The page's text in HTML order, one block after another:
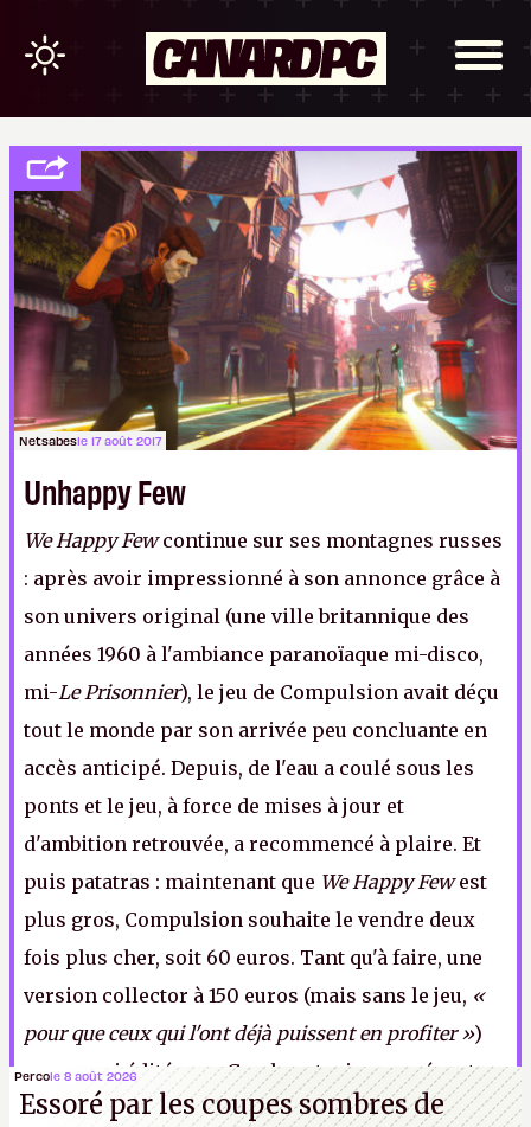
Netsabesle 17 août 2017
Unhappy Few
We Happy Fewcontinue sur ses montagnes russes
: après avoir impressionné à son annonce grâce à
son univers original (une ville britannique des
années 1960 à l'ambiance paranoïaque mi-disco,
mi-Le Prisonnier), le jeu de Compulsion avait déçu
tout le monde par son arrivée peu concluante en
accès anticipé. Depuis, de l'eau a coulé sous les
ponts et le jeu, à force de mises à jour et
d'ambition retrouvée, a recommencé à plaire. Et
puis patatras : maintenant que We Happy Fewest
plus gros, Compulsion souhaite le vendre deux
fois plus cher, soit 60 euros. Tant qu'à faire, une
version collector à 150 euros (mais sans le jeu, «
pour que ceux qui l'ont déjà puissent en profiter »)
sera aussi éditée par Gearbox, toujours présent
sur les mauvais coups. À croire que Compulsion
Percole 8 août 2026
Essoré par les coupes sombres de